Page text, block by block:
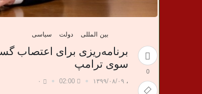
0
بین المللی دولت سیاسی
برنامه‌ریزی برای اعتصاب
سوی ترامپ
، ۱۳۹۹/۰۸/۰۹ 02:00 ۰